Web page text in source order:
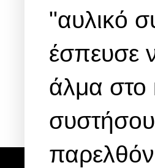
"αυλικό
έσπευσε
άλμα στο